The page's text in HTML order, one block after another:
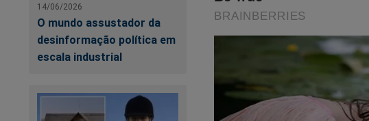
14/06/2026
O mundo assustador da
desinformação política em
escala industrial